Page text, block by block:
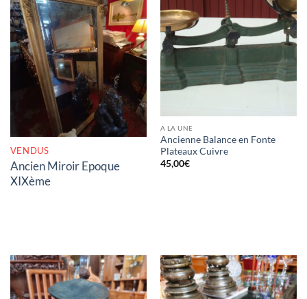
RUPTURE DE STOCK
VENDUS
Ancien Miroir Epoque
XIXème
A LA UNE
Ancienne Balance en Fonte
Plateaux Cuivre
45,00€